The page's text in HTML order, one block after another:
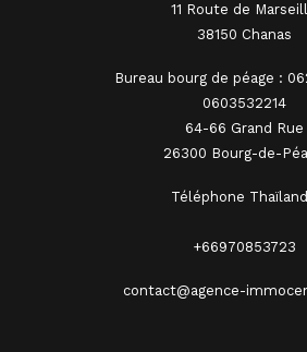
11 Route de
38150 Chanas
Bureau bourg de péage :
0603532214
64-66 Grand Rue
26300 Bourg-de-
Téléphone
+66970853723
contact@agence-